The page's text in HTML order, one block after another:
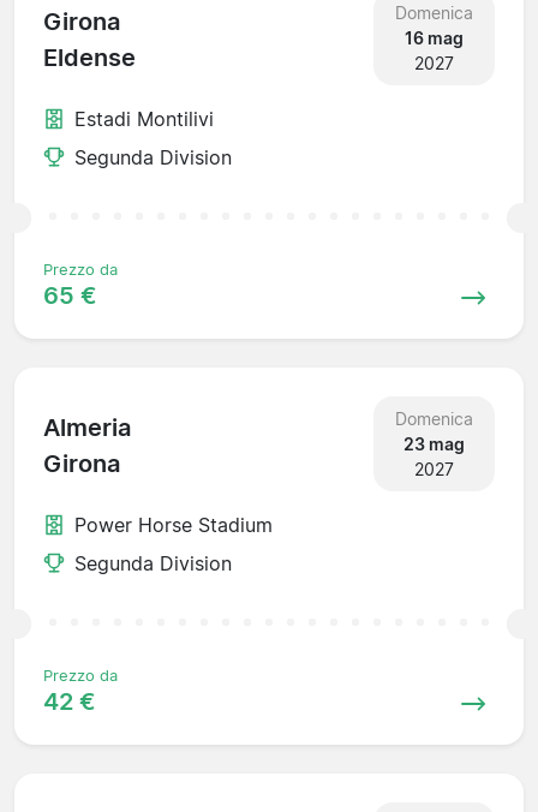
Girona
Eldense
Domenica
16 mag
2027
Estadi Montilivi
Segunda Division
Prezzo da
65 €
Almeria
Girona
Domenica
23 mag
2027
Power Horse Stadium
Segunda Division
Prezzo da
42 €